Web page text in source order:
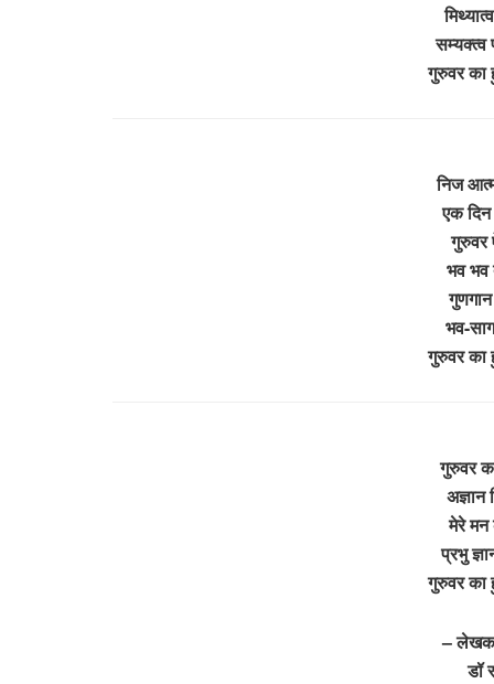
गुरुवर
निज
एक
गुरुवर
भव भव
भव-
गुरुवर
गुरुवर
अज्ञान
मेरे मन
प्रभु
गुरुवर
– लेखक
डॉ